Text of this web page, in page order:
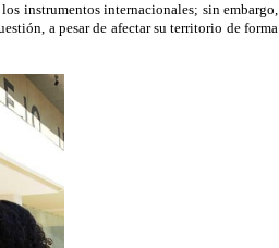
instrumentos internacionales; sin embargo,
a pesar de afectar su territorio de forma